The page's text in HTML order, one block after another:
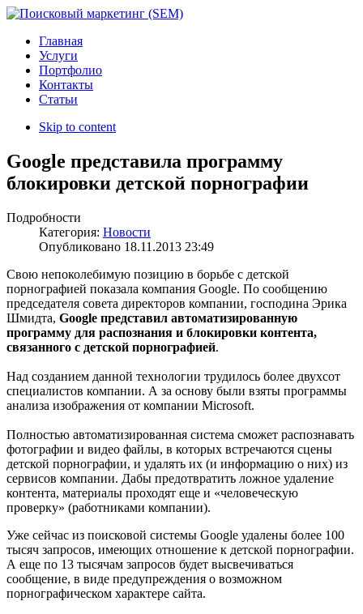
Главная
Услуги
Портфолио
Контакты
Статьи
Skip to content
Google представила программу
блокировки детской порнографии
Подробности
Категория: Новости
Опубликовано 18.11.2013 23:49
Свою непоколебимую позицию в борьбе с детской
порнографией показала компания Google. По сообщению
председателя совета директоров компании, господина Эрика
Шмидта, Google представил автоматизированную
программу для распознания и блокировки контента,
связанного с детской порнографией.
Над созданием данной технологии трудилось более двухсот
специалистов компании. А за основу были взяты программы
анализа изображения от компании Microsoft.
Полностью автоматизированная система сможет распознавать
фотографии и видео файлы, в которых встречаются сцены
детской порнографии, и удалять их (и информацию о них) из
сервисов компании. Дабы предотвратить ложное удаление
контента, материалы проходят еще и «человеческую
проверку» (работниками компании).
Уже сейчас из поисковой системы Google удалены более 100
тысяч запросов, имеющих отношение к детской порнографии.
А еще по 13 тысячам запросов будет высвечиваться
сообщение, в виде предупреждения о возможном
порнографическом характере сайта.